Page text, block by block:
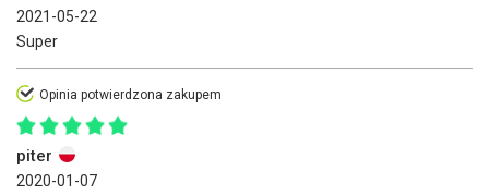
2021-05-22
Super
Opinia potwierdzona zakupem
piter
2020-01-07